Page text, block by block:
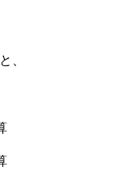
、